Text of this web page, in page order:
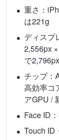
重さ：
は221g
ディスプ
2,556px
で
チップ：
高効率コ
アGPU /
Face ID
Touch ID